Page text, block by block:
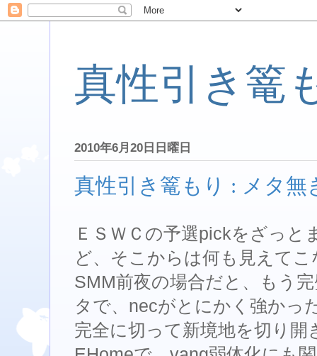
真性引き篭
2010年6月20日日曜日
真性引き篭もり : メタ無
ＥＳＷＣの予選pickをざっと
ど、そこからは何も見えて
SMM前夜の場合だと、もう
タで、necがとにかく強かっ
完全に切って新境地を切り